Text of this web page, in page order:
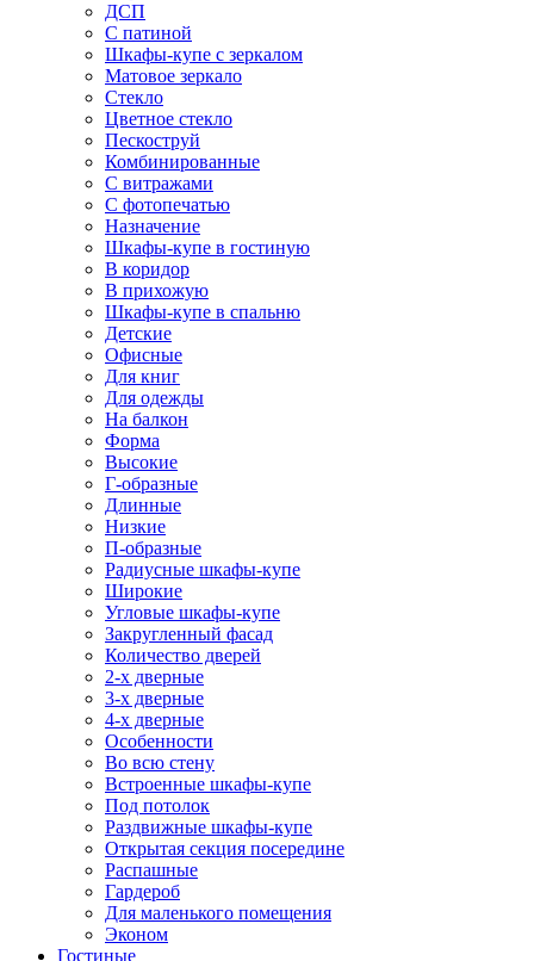
ДСП
С патиной
Шкафы-купе с зеркалом
Матовое зеркало
Стекло
Цветное стекло
Пескоструй
Комбинированные
С витражами
С фотопечатью
Назначение
Шкафы-купе в гостиную
В коридор
В прихожую
Шкафы-купе в спальню
Детские
Офисные
Для книг
Для одежды
На балкон
Форма
Высокие
Г-образные
Длинные
Низкие
П-образные
Радиусные шкафы-купе
Широкие
Угловые шкафы-купе
Закругленный фасад
Количество дверей
2-х дверные
3-х дверные
4-х дверные
Особенности
Во всю стену
Встроенные шкафы-купе
Под потолок
Раздвижные шкафы-купе
Открытая секция посередине
Распашные
Гардероб
Для маленького помещения
Эконом
Гостиные